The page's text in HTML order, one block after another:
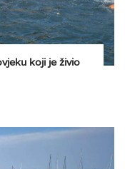
koji je živio